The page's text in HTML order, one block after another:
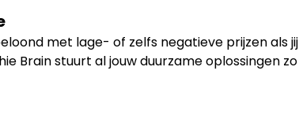
met lage- of zelfs negatieve prijzen als jij
Brain stuurt al jouw duurzame oplossingen zo